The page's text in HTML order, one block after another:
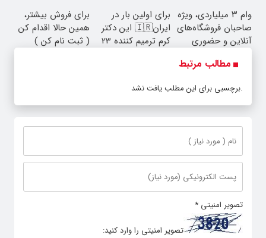
کن
وام ۳ میلیاردی، ویژه
صاحبان فروشگاه‌های
آنلاین و حضوری
برای اولین بار در
ایران🇮🇷 این دکتر
کرم ترمیم کننده 23
برای فروش بیشتر،
همین حالا اقدام کن
( ثبت نام کن )
مطالب مرتبط
برچسبی برای این مطلب یافت نشد.
تصویر امنیتی *
تصویر امنیتی را وارد کنید: